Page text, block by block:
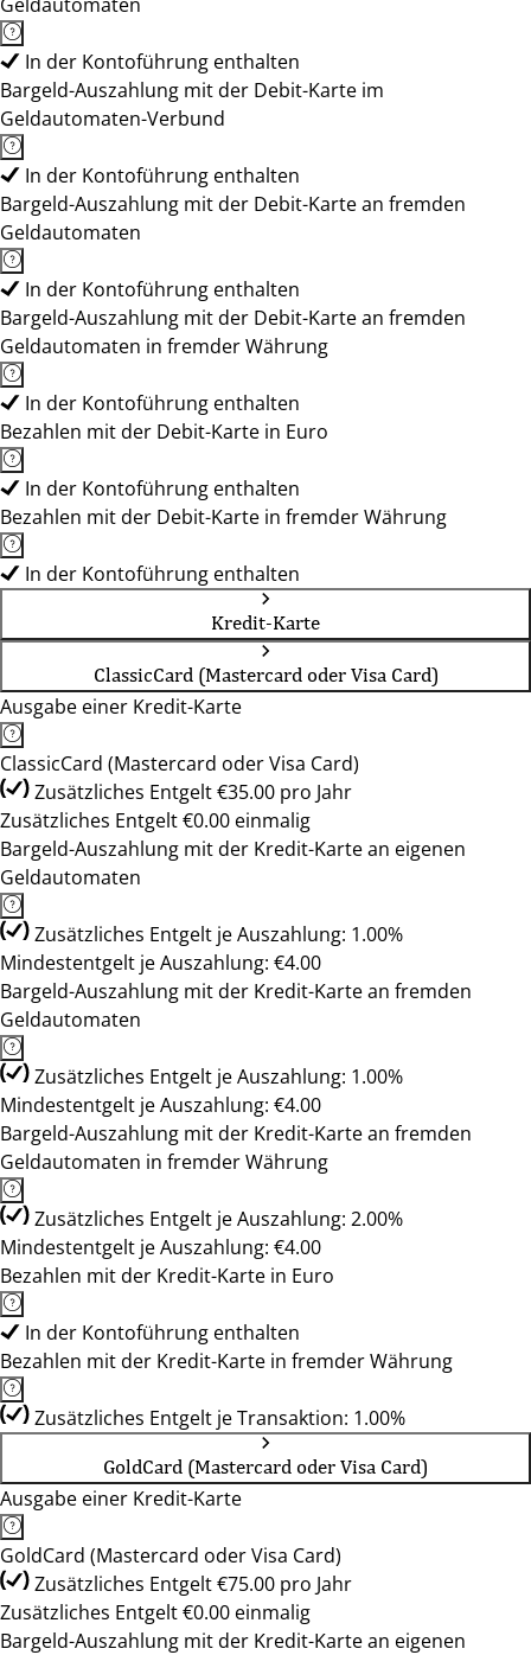
In der Kontoführung enthalten
Bargeld-Auszahlung mit der Debit-Karte im
Geldautomaten-Verbund
In der Kontoführung enthalten
Bargeld-Auszahlung mit der Debit-Karte an fremden
Geldautomaten
In der Kontoführung enthalten
Bargeld-Auszahlung mit der Debit-Karte an fremden
Geldautomaten in fremder Währung
In der Kontoführung enthalten
Bezahlen mit der Debit-Karte in Euro
In der Kontoführung enthalten
Bezahlen mit der Debit-Karte in fremder Währung
In der Kontoführung enthalten
Kredit-Karte
ClassicCard (Mastercard oder Visa Card)
Ausgabe einer Kredit-Karte
ClassicCard (Mastercard oder Visa Card)
Zusätzliches Entgelt €35.00 pro Jahr
Zusätzliches Entgelt €0.00 einmalig
Bargeld-Auszahlung mit der Kredit-Karte an eigenen
Geldautomaten
Zusätzliches Entgelt je Auszahlung: 1.00%
Mindestentgelt je Auszahlung: €4.00
Bargeld-Auszahlung mit der Kredit-Karte an fremden
Geldautomaten
Zusätzliches Entgelt je Auszahlung: 1.00%
Mindestentgelt je Auszahlung: €4.00
Bargeld-Auszahlung mit der Kredit-Karte an fremden
Geldautomaten in fremder Währung
Zusätzliches Entgelt je Auszahlung: 2.00%
Mindestentgelt je Auszahlung: €4.00
Bezahlen mit der Kredit-Karte in Euro
In der Kontoführung enthalten
Bezahlen mit der Kredit-Karte in fremder Währung
Zusätzliches Entgelt je Transaktion: 1.00%
GoldCard (Mastercard oder Visa Card)
Ausgabe einer Kredit-Karte
GoldCard (Mastercard oder Visa Card)
Zusätzliches Entgelt €75.00 pro Jahr
Zusätzliches Entgelt €0.00 einmalig
Bargeld-Auszahlung mit der Kredit-Karte an eigenen